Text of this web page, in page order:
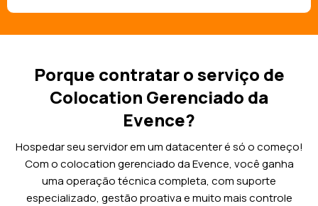
Porque contratar o serviço de
Colocation Gerenciado da
Evence?
Hospedar seu servidor em um datacenter é só o começo!
Com o colocation gerenciado da Evence, você ganha
uma operação técnica completa, com suporte
especializado, gestão proativa e muito mais controle